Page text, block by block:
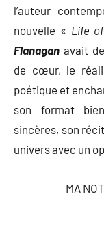
l’auteur
nouvelle « Life
Flanagan avait
de cœur, le
poétique et
son format
sincères, son
univers avec un
MA